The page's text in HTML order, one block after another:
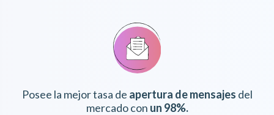
Posee la mejor tasa de apertura de mensajes del
mercado con un 98%.